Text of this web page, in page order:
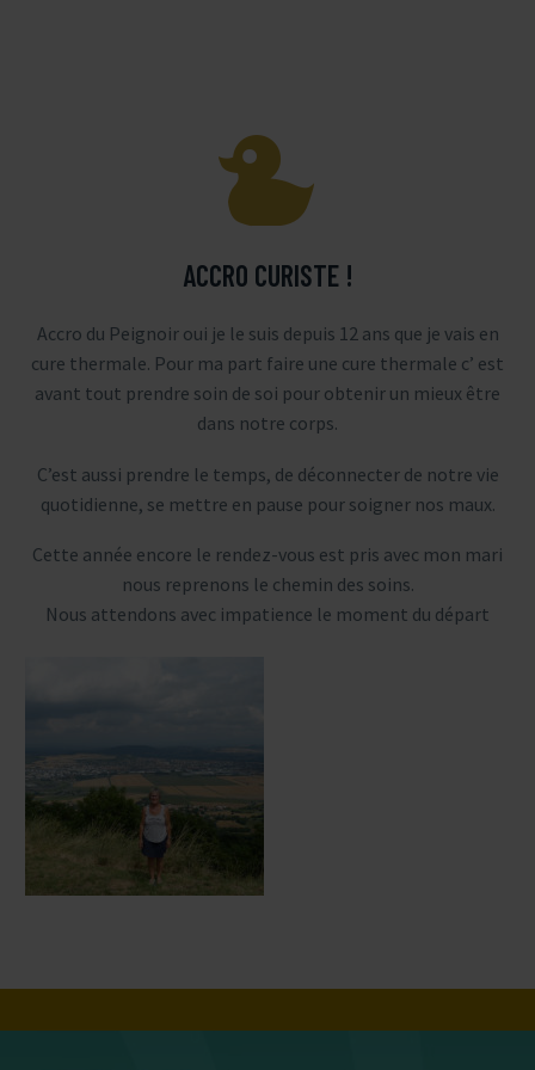


ACCRO CURISTE !
Accro du Peignoir oui je le suis depuis 12 ans que je vais en
cure thermale. Pour ma part faire une cure thermale c’ est
avant tout prendre soin de soi pour obtenir un mieux être
dans notre corps.
C’est aussi prendre le temps, de déconnecter de notre vie
quotidienne, se mettre en pause pour soigner nos maux.
Cette année encore le rendez-vous est pris avec mon mari
nous reprenons le chemin des soins.
Nous attendons avec impatience le moment du départ